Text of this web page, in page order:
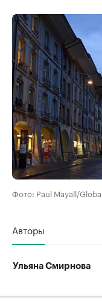
Фото: Paul Mayall/
Авторы
Ульяна Смирнова